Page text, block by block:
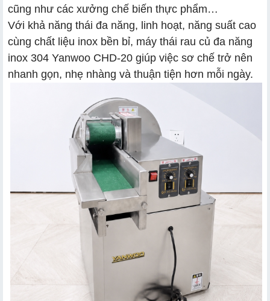
cũng như các xưởng chế biến thực phẩm…
Với khả năng thái đa năng, linh hoạt, năng suất cao
cùng chất liệu inox bền bỉ, máy thái rau củ đa năng
inox 304 Yanwoo CHD-20 giúp việc sơ chế trở nên
nhanh gọn, nhẹ nhàng và thuận tiện hơn mỗi ngày.